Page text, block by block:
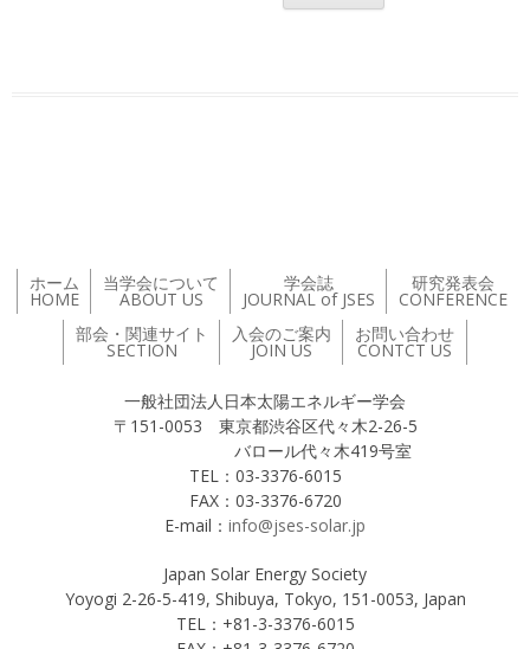
ホーム
HOME
当学会について
ABOUT US
学会誌
JOURNAL of JSES
研究発表会
CONFERENCE
部会・関連サイト
SECTION
入会のご案内
JOIN US
お問い合わせ
CONTCT US
一般社団法人日本太陽エネルギー学会
〒151-0053 東京都渋谷区代々木2-26-5
バロール代々木419号室
TEL：03-3376-6015
FAX：03-3376-6720
E-mail： info@jses-solar.jp
Japan Solar Energy Society
Yoyogi 2-26-5-419, Shibuya, Tokyo, 151-0053, Japan
TEL：+81-3-3376-6015